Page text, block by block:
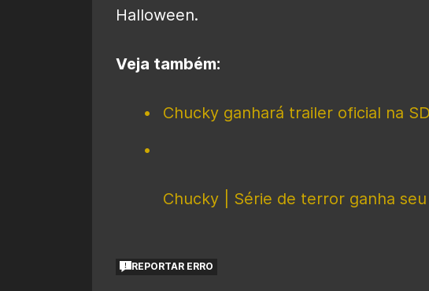
Halloween.
Veja também:
Chucky ganhará trailer oficial na
Chucky | Série de terror ganha
REPORTAR ERRO